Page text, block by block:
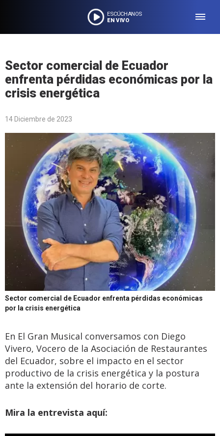
ESCÚCHANOS
EN VIVO
Sector comercial de Ecuador
enfrenta pérdidas económicas por la
crisis energética
14 Diciembre de 2023
Sector comercial de Ecuador enfrenta pérdidas económicas
por la crisis energética
En El Gran Musical conversamos con Diego
Vivero, Vocero de la Asociación de Restaurantes
del Ecuador, sobre el impacto en el sector
productivo de la crisis energética y la postura
ante la extensión del horario de corte.
Mira la entrevista aquí: